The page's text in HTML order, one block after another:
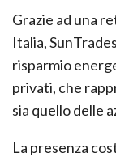
Grazie ad una
Italia,
risparmio
privati, che
sia quello delle
La presenza